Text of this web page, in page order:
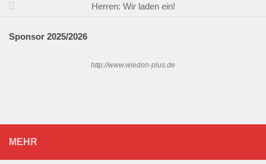
Herren: Wir laden ein!
Sponsor 2025/2026
http://www.wiedon-plus.de
MEHR